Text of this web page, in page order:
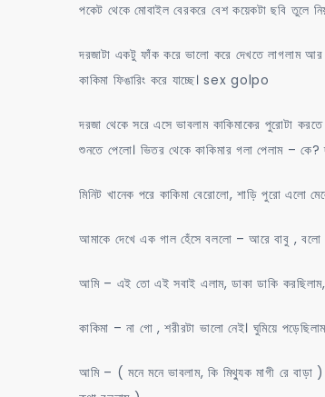
পকেট থেকে মোবাইল বেরকরে বেশ কয়েকটা ছবি তুলে
দরজাটা একটু ফাঁক করে ভালো করে দেখতে লাগলাম আর
কাকিমা ফিঙারিং করে যাচ্ছে। sex golpo
দরজা থেকে সরে এসে ভাবলাম কাকিমাকের পুরোটা
শুনতে পেলো। ভিতর থেকে কাকিমার গলা পেলাম – কে?
মিনিট খানেক পরে কাকিমা বেরোলো, শাড়ি পুরো এলো
আমাকে দেখে এক গাল হেঁসে বললো – আরে বাবু , বলো
আমি – এই তো এই সবাই এলাম, ডাকা ডাকি
কাকিমা – না গো , শরীরটা ভালো নেই। ঘুমিয়ে
আমি – ( মনে মনে ভাবলাম, কি মিথ্যুক মাগী রে